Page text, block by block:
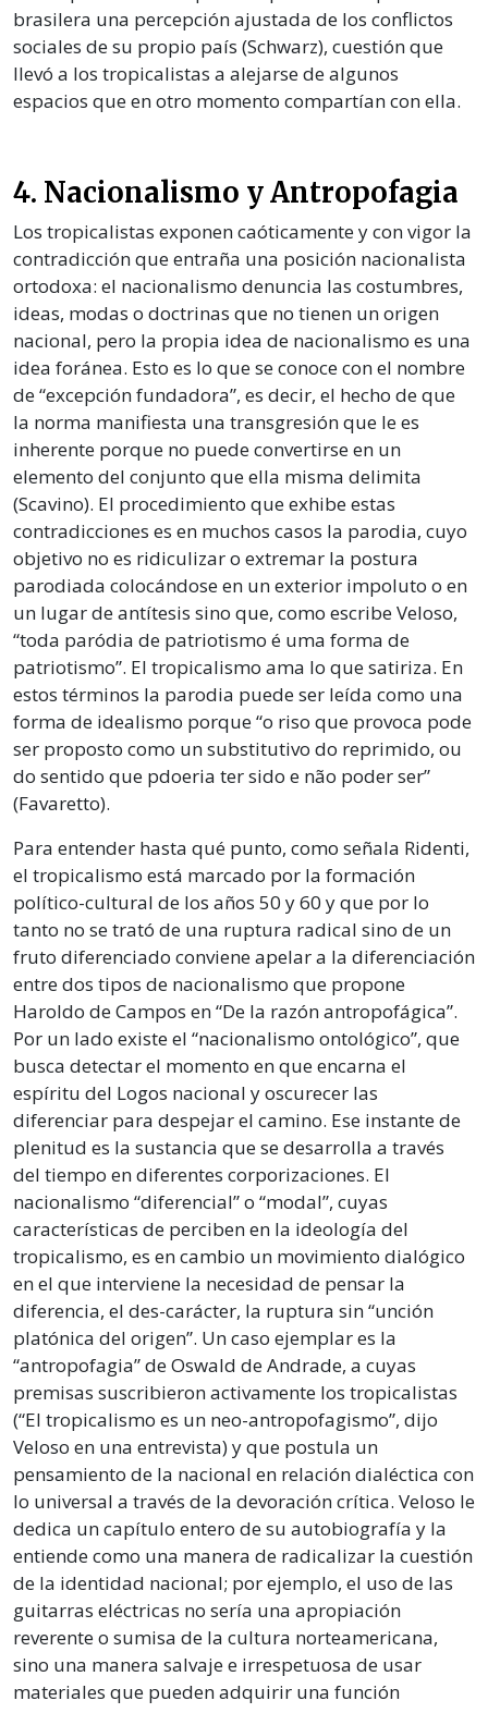
brasilera una percepción ajustada de los conflictos
sociales de su propio país (Schwarz), cuestión que
llevó a los tropicalistas a alejarse de algunos
espacios que en otro momento compartían con ella.
4. Nacionalismo y Antropofagia
Los tropicalistas exponen caóticamente y con vigor la
contradicción que entraña una posición nacionalista
ortodoxa: el nacionalismo denuncia las costumbres,
ideas, modas o doctrinas que no tienen un origen
nacional, pero la propia idea de nacionalismo es una
idea foránea. Esto es lo que se conoce con el nombre
de “excepción fundadora”, es decir, el hecho de que
la norma manifiesta una transgresión que le es
inherente porque no puede convertirse en un
elemento del conjunto que ella misma delimita
(Scavino). El procedimiento que exhibe estas
contradicciones es en muchos casos la parodia, cuyo
objetivo no es ridiculizar o extremar la postura
parodiada colocándose en un exterior impoluto o en
un lugar de antítesis sino que, como escribe Veloso,
“toda paródia de patriotismo é uma forma de
patriotismo”. El tropicalismo ama lo que satiriza. En
estos términos la parodia puede ser leída como una
forma de idealismo porque “o riso que provoca pode
ser proposto como un substitutivo do reprimido, ou
do sentido que pdoeria ter sido e não poder ser”
(Favaretto).
Para entender hasta qué punto, como señala Ridenti,
el tropicalismo está marcado por la formación
político-cultural de los años 50 y 60 y que por lo
tanto no se trató de una ruptura radical sino de un
fruto diferenciado conviene apelar a la diferenciación
entre dos tipos de nacionalismo que propone
Haroldo de Campos en “De la razón antropofágica”.
Por un lado existe el “nacionalismo ontológico”, que
busca detectar el momento en que encarna el
espíritu del Logos nacional y oscurecer las
diferenciar para despejar el camino. Ese instante de
plenitud es la sustancia que se desarrolla a través
del tiempo en diferentes corporizaciones. El
nacionalismo “diferencial” o “modal”, cuyas
características de perciben en la ideología del
tropicalismo, es en cambio un movimiento dialógico
en el que interviene la necesidad de pensar la
diferencia, el des-carácter, la ruptura sin “unción
platónica del origen”. Un caso ejemplar es la
“antropofagia” de Oswald de Andrade, a cuyas
premisas suscribieron activamente los tropicalistas
(“El tropicalismo es un neo-antropofagismo”, dijo
Veloso en una entrevista) y que postula un
pensamiento de la nacional en relación dialéctica con
lo universal a través de la devoración crítica. Veloso le
dedica un capítulo entero de su autobiografía y la
entiende como una manera de radicalizar la cuestión
de la identidad nacional; por ejemplo, el uso de las
guitarras eléctricas no sería una apropiación
reverente o sumisa de la cultura norteamericana,
sino una manera salvaje e irrespetuosa de usar
materiales que pueden adquirir una función